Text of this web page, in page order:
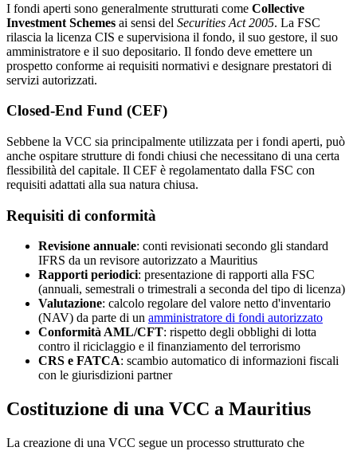
I fondi aperti sono generalmente strutturati come Collective
Investment Schemes ai sensi del Securities Act 2005. La FSC
rilascia la licenza CIS e supervisiona il fondo, il suo gestore, il suo
amministratore e il suo depositario. Il fondo deve emettere un
prospetto conforme ai requisiti normativi e designare prestatori di
servizi autorizzati.
Closed-End Fund (CEF)
Sebbene la VCC sia principalmente utilizzata per i fondi aperti, può
anche ospitare strutture di fondi chiusi che necessitano di una certa
flessibilità del capitale. Il CEF è regolamentato dalla FSC con
requisiti adattati alla sua natura chiusa.
Requisiti di conformità
Revisione annuale: conti revisionati secondo gli standard
IFRS da un revisore autorizzato a Mauritius
Rapporti periodici: presentazione di rapporti alla FSC
(annuali, semestrali o trimestrali a seconda del tipo di licenza)
Valutazione: calcolo regolare del valore netto d'inventario
(NAV) da parte di un amministratore di fondi autorizzato
Conformità AML/CFT: rispetto degli obblighi di lotta
contro il riciclaggio e il finanziamento del terrorismo
CRS e FATCA: scambio automatico di informazioni fiscali
con le giurisdizioni partner
Costituzione di una VCC a Mauritius
La creazione di una VCC segue un processo strutturato che